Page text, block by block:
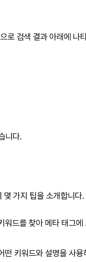
로 검색 결과 아래에 나
니다.
몇 가지 팁을 소개합니다.
워드를 찾아 메타 태그
떤 키워드와 설명을 사용